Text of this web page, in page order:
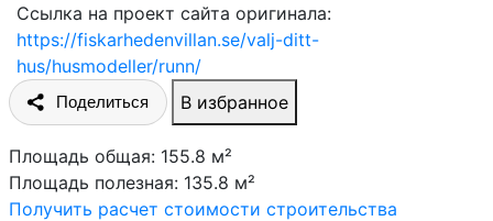
Ссылка на проект сайта оригинала:
https://fiskarhedenvillan.se/valj-ditt-
hus/husmodeller/runn/
Поделиться В избранное
Площадь общая: 155.8 м²
Площадь полезная: 135.8 м²
Получить расчет стоимости строительства